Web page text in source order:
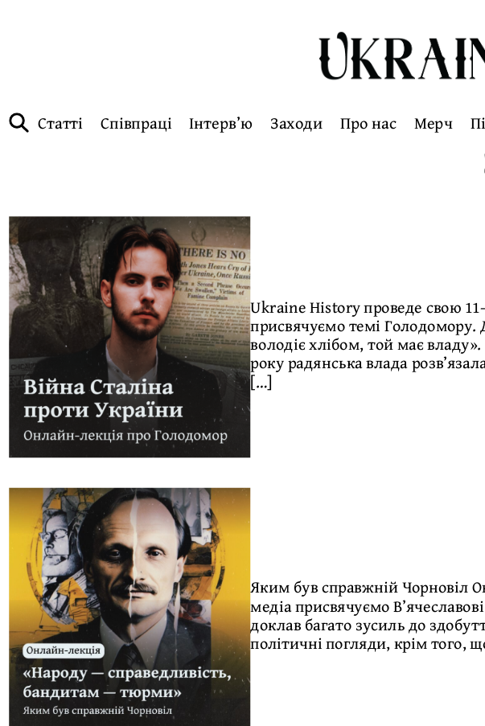
Статті Співпраці Інтерв’ю Заходи Про нас Мерч
Ukraine History проведе свою
присвячуємо темі Голодомору.
володіє хлібом, той має
року радянська влада
[…]
Яким був справжній Чорновіл
медіа присвячуємо
доклав багато зусиль до
політичні погляди, крім того,